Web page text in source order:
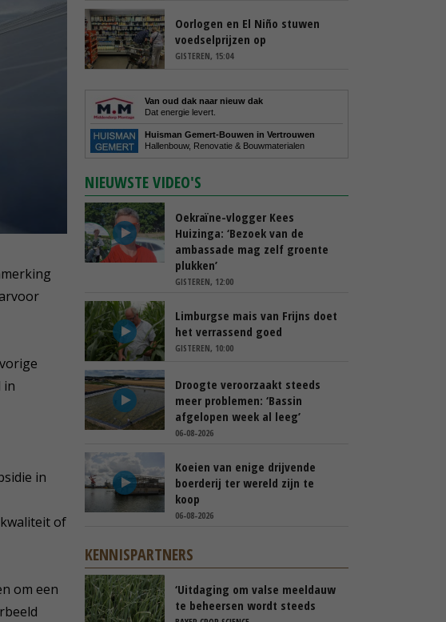
in
in
of
om een
Oorlogen en El Niño stuwen
voedselprijzen op
GISTEREN, 15:04
Van oud dak naar nieuw dak
Dat energie levert.
Huisman Gemert-Bouwen in Vertrouwen
Hallenbouw, Renovatie & Bouwmaterialen
NIEUWSTE VIDEO'S
Oekraïne-vlogger Kees
Huizinga: ‘Bezoek van de
ambassade mag zelf groente
plukken’
GISTEREN, 12:00
Limburgse mais van Frijns doet
het verrassend goed
GISTEREN, 10:00
Droogte veroorzaakt steeds
meer problemen: ‘Bassin
afgelopen week al leeg’
06-08-2026
Koeien van enige drijvende
boerderij ter wereld zijn te
koop
06-08-2026
KENNISPARTNERS
‘Uitdaging om valse meeldauw
te beheersen wordt steeds